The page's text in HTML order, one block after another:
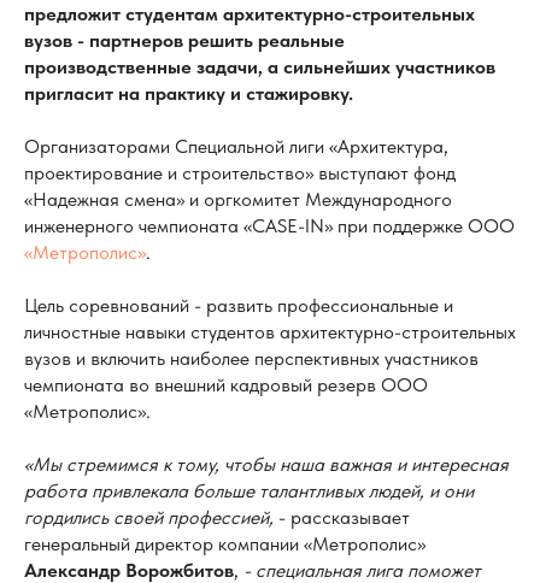
предложит студентам архитектурно-строительных
вузов - партнеров решить реальные
производственные задачи, а сильнейших участников
пригласит на практику и стажировку.
Организаторами Специальной лиги «Архитектура,
проектирование и строительство» выступают фонд
«Надежная смена» и оргкомитет Международного
инженерного чемпионата «CASE-IN» при поддержке ООО
«Метрополис».
Цель соревнований - развить профессиональные и
личностные навыки студентов архитектурно-строительных
вузов и включить наиболее перспективных участников
чемпионата во внешний кадровый резерв ООО
«Метрополис».
«Мы стремимся к тому, чтобы наша важная и интересная
работа привлекала больше талантливых людей, и они
гордились своей профессией, - рассказывает
генеральный директор компании «Метрополис»
Александр Ворожбитов, - специальная лига поможет